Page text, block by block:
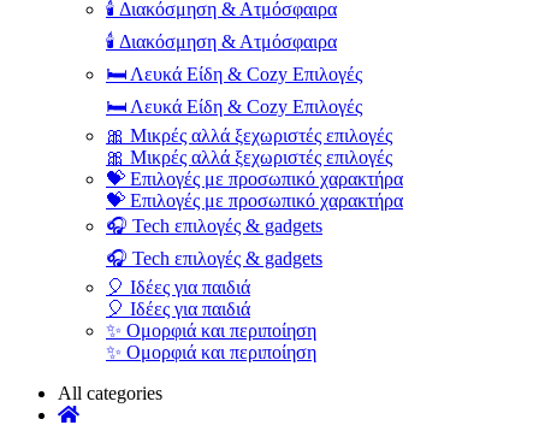
🕯️ Διακόσμηση & Ατμόσφαιρα
🕯️ Διακόσμηση & Ατμόσφαιρα
🛏️ Λευκά Είδη & Cozy Επιλογές
🛏️ Λευκά Είδη & Cozy Επιλογές
🎀 Μικρές αλλά ξεχωριστές επιλογές
🎀 Μικρές αλλά ξεχωριστές επιλογές
💝 Επιλογές με προσωπικό χαρακτήρα
💝 Επιλογές με προσωπικό χαρακτήρα
🎧 Tech επιλογές & gadgets
🎧 Tech επιλογές & gadgets
🎈 Ιδέες για παιδιά
🎈 Ιδέες για παιδιά
✨ Ομορφιά και περιποίηση
✨ Ομορφιά και περιποίηση
All categories